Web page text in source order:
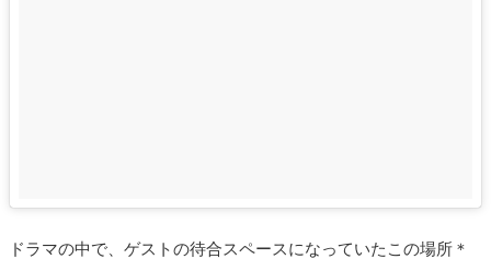
ドラマの中で、ゲストの待合スペースになっていたこの場所＊